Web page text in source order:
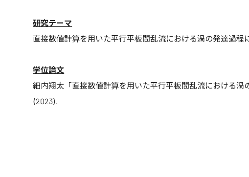
研究テーマ
直接数値計算を用いた平行平板間乱流における渦の発達過程
学位論文
細内翔太「直接数値計算を用いた平行平板間乱流における
(2023).